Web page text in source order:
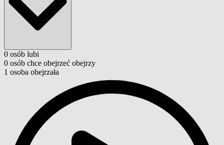
0 osób lubi
0 osób chce obejrzeć obejrzy
1 osoba obejrzała